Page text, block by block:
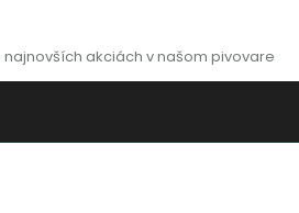
akciách v našom pivovare